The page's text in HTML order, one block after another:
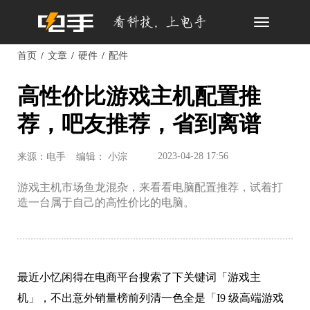
Toggle
首页 文章 硬件 配件
高性价比游戏主机配置推
荐，吧友推荐，省到离谱
来源：电手 编辑： 小淙 2023-04-28 17:56
游戏主机市场鱼龙混杂，来看看电脑配置推荐，试着打
造一台属于自己的高性价比的电脑。
最近小忆闲得在电商平台搜索了下关键词「游戏主
机」，不出意外销量榜前列清一色全是「I9 级高端游戏